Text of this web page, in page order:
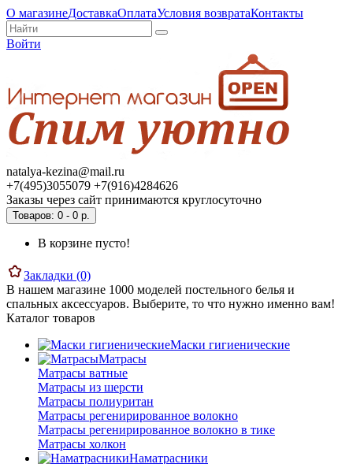
О магазинеДоставкаОплатаУсловия возвратаКонтакты
Войти
natalya-kezina@mail.ru
+7(495)3055079 +7(916)4284626
Заказы через сайт принимаются круглосуточно
Товаров: 0 - 0 р.
В корзине пусто!
Закладки (0)
В нашем магазине 1000 моделей постельного белья и
спальных аксессуаров. Выберите, то что нужно именно вам!
Каталог товаров
Маски гигиенические
Матрасы
Матрасы ватные
Матрасы из шерсти
Матрасы полиуритан
Матрасы регенирированное волокно
Матрасы регенирированное волокно в тике
Матрасы холкон
Наматрасники